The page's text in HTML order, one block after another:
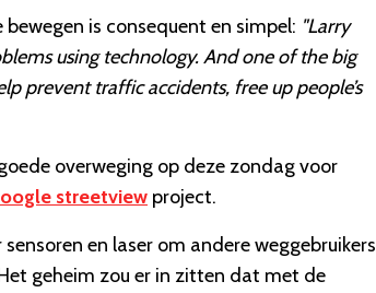
is consequent en simpel: "Larry
using technology. And one of the big
prevent traffic accidents, free up people’s
overweging op deze zondag voor
streetview project.
en laser om andere weggebruikers
geheim zou er in zitten dat met de